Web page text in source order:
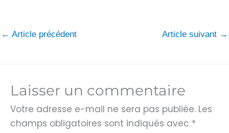
← Article précédent Article suivant →
Laisser un commentaire
Votre adresse e-mail ne sera pas publiée. Les
champs obligatoires sont indiqués avec *